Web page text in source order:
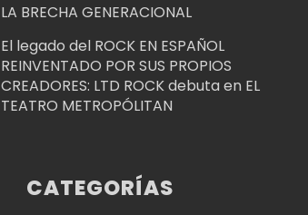
LA BRECHA GENERACIONAL
El legado del ROCK EN ESPAÑOL
REINVENTADO POR SUS PROPIOS
CREADORES: LTD ROCK debuta en EL
TEATRO METROPÓLITAN
CATEGORÍAS